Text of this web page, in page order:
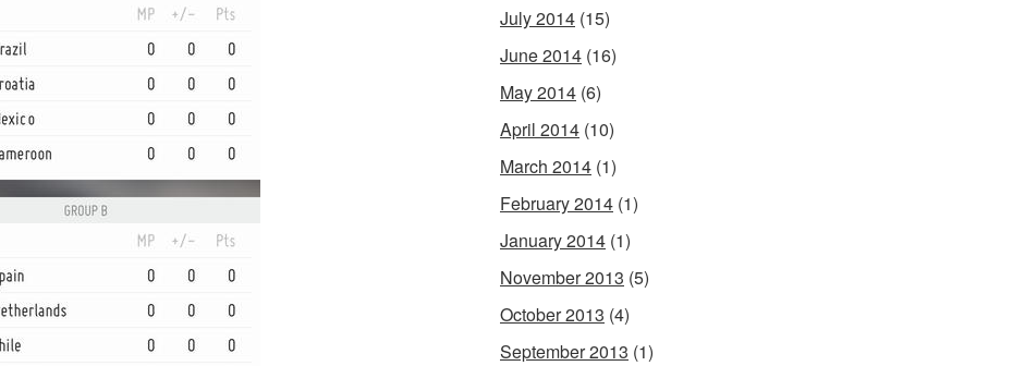
July 2014 (15)
June 2014 (16)
May 2014 (6)
April 2014 (10)
March 2014 (1)
February 2014 (1)
January 2014 (1)
November 2013 (5)
October 2013 (4)
September 2013 (1)